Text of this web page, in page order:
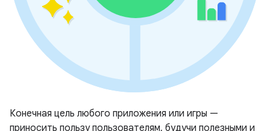
Конечная цель любого приложения или игры —
приносить пользу пользователям, будучи полезными и